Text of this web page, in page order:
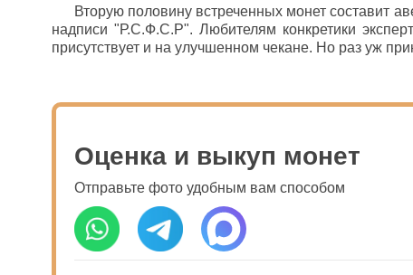
Вторую половину встреченных монет составит
надписи "Р.С.Ф.С.Р". Любителям конкретики
присутствует и на улучшенном чекане. Но раз уж
Оценка и выкуп монет
Отправьте фото удобным вам способом